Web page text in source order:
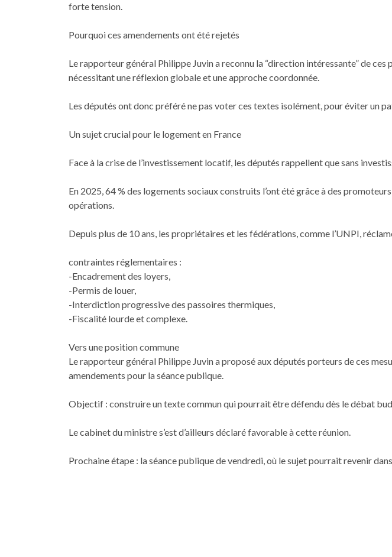
forte tension.
Pourquoi ces amendements ont été rejetés
Le rapporteur général Philippe Juvin a reconnu la “direction intéressante” de
nécessitant une réflexion globale et une approche coordonnée.
Les députés ont donc préféré ne pas voter ces textes isolément, pour éviter un
Un sujet crucial pour le logement en France
Face à la crise de l’investissement locatif, les députés rappellent que sans
En 2025, 64 % des logements sociaux construits l’ont été grâce à des
opérations.
Depuis plus de 10 ans, les propriétaires et les fédérations, comme l’UNPI,
contraintes réglementaires :
-Encadrement des loyers,
-Permis de louer,
-Interdiction progressive des passoires thermiques,
-Fiscalité lourde et complexe.
Vers une position commune
Le rapporteur général Philippe Juvin a proposé aux députés porteurs de ces
amendements pour la séance publique.
Objectif : construire un texte commun qui pourrait être défendu dès le débat
Le cabinet du ministre s’est d’ailleurs déclaré favorable à cette réunion.
Prochaine étape : la séance publique de vendredi, où le sujet pourrait revenir